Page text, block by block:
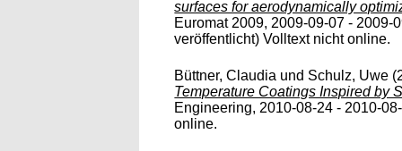
surfaces for aerodynamically
Euromat 2009, 2009-09-07 -
veröffentlicht) Volltext nicht online.
Büttner, Claudia und Schulz, Uwe
Temperature Coatings Inspired by
Engineering, 2010-08-24 - 2010-
online.